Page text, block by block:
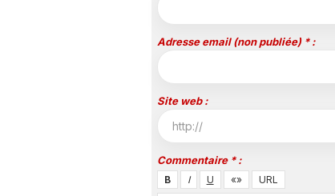
Adresse email (non publiée) * :
Site web :
Commentaire * :